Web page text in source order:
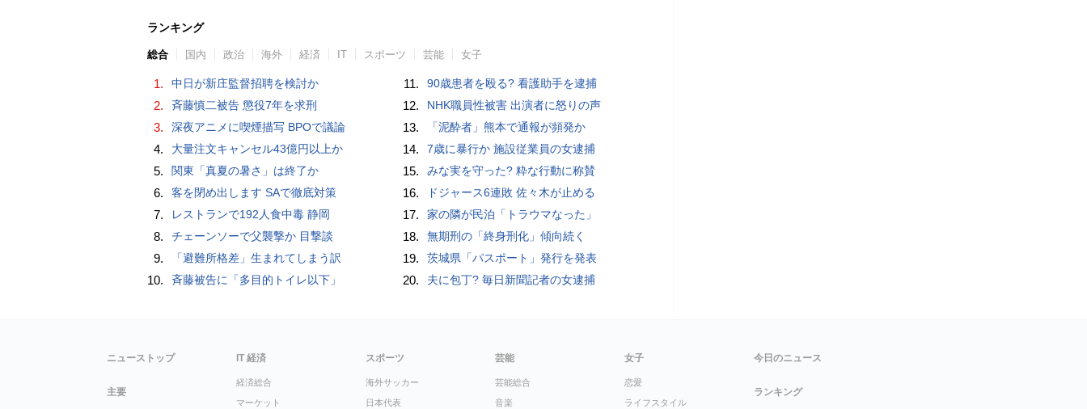
ランキング
総合 国内 政治 海外 経済 IT スポーツ 芸能 女子
1. 中日が新庄監督招聘を検討か
2. 斉藤慎二被告 懲役7年を求刑
3. 深夜アニメに喫煙描写 BPOで議論
4. 大量注文キャンセル43億円以上か
5. 関東「真夏の暑さ」は終了か
6. 客を閉め出します SAで徹底対策
7. レストランで192人食中毒 静岡
8. チェーンソーで父襲撃か 目撃談
9. 「避難所格差」生まれてしまう訳
10. 斉藤被告に「多目的トイレ以下」
11. 90歳患者を殴る? 看護助手を逮捕
12. NHK職員性被害 出演者に怒りの声
13. 「泥酔者」熊本で通報が頻発か
14. 7歳に暴行か 施設従業員の女逮捕
15. みな実を守った? 粋な行動に称賛
16. ドジャース6連敗 佐々木が止める
17. 家の隣が民泊「トラウマなった」
18. 無期刑の「終身刑化」傾向続く
19. 茨城県「パスポート」発行を発表
20. 夫に包丁? 毎日新聞記者の女逮捕
ニューストップ
主要
IT 経済
経済総合
マーケット
スポーツ
海外サッカー
日本代表
芸能
芸能総合
音楽
女子
恋愛
ライフスタイル
今日のニュース
ランキング